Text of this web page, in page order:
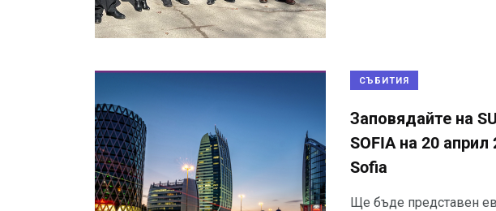
СЪБИТИЯ
Заповядайте на
SOFIA на 20
Sofia
Ще бъде представен